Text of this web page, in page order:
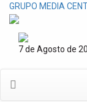
GRUPO MEDIA
7 de Agosto de